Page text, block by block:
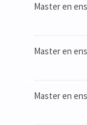
Master en
Master en
Master en